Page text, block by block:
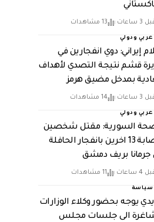
3 ساعات 13 مشاهدات
عربي ودولي
إيراني: دوي انفجارين في
قشم نتيجة التصدي لأهداف
بمدخل مضيق هرمز
3 ساعات 14 مشاهدات
عربي ودولي
السورية: مقتل شخصين
وإصابة 13 اخرين بانفجار الحافلة
جرمانا بريف دمشق
4 ساعات 11 مشاهدات
سياسة
يوجه بحضور وكلاء الوزارات
الى جلسات مجلس